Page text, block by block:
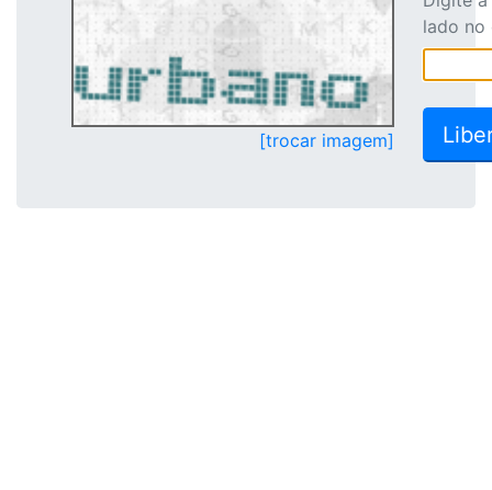
[trocar imagem]
lado no